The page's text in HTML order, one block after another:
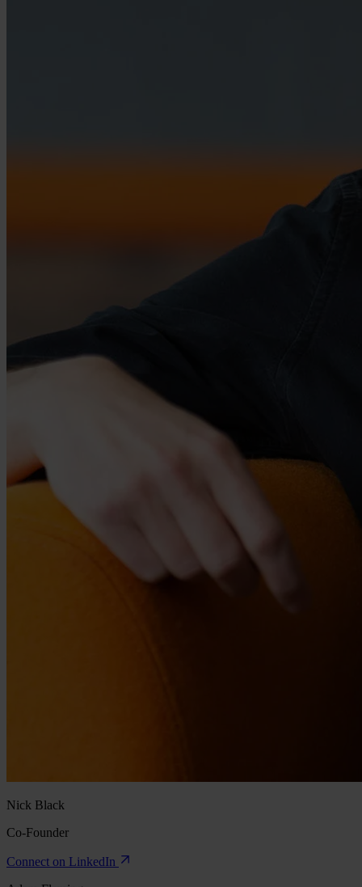
Nick Black
Co-Founder
Connect on LinkedIn